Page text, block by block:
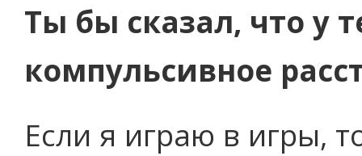
Ты бы сказал, что у
компульсивное
Если я играю в игры,